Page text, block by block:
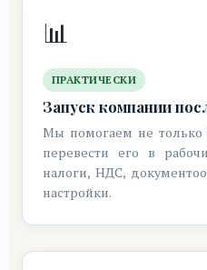
📊
ПРАКТИЧЕСКИ
Запуск компании
Мы помогаем не только
перевести его в
налоги, НДС,
настройки.